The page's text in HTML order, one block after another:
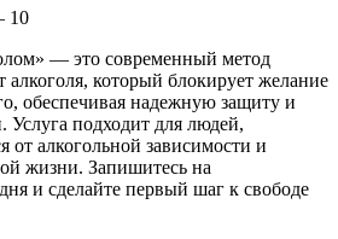
10
— это современный метод
алкоголя, который блокирует желание
обеспечивая надежную защиту и
Услуга подходит для людей,
от алкогольной зависимости и
жизни. Запишитесь на
и сделайте первый шаг к свободе